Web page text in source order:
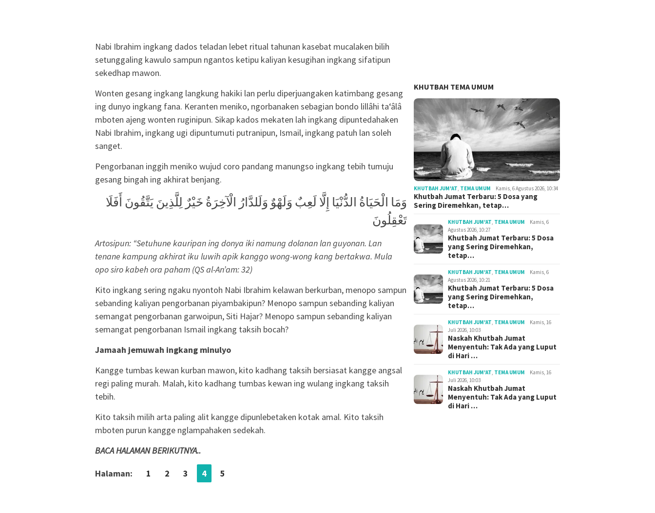
Nabi Ibrahim ingkang dados teladan lebet ritual tahunan kasebat mucalaken bilih
setunggaling kawulo sampun ngantos ketipu kaliyan kesugihan ingkang sifatipun
sekedhap mawon.
Wonten gesang ingkang langkung hakiki lan perlu diperjuangaken katimbang gesang
ing dunyo ingkang fana. Keranten meniko, ngorbanaken sebagian bondo lillâhi ta‘âlâ
mboten ajeng wonten ruginipun. Sikap kados mekaten lah ingkang dipuntedahaken
Nabi Ibrahim, ingkang ugi dipuntumuti putranipun, Ismail, ingkang patuh lan soleh
sanget.
Pengorbanan inggih meniko wujud coro pandang manungso ingkang tebih tumuju
gesang bingah ing akhirat benjang.
تَعْقِلُونَ
Artosipun: “Setuhune kauripan ing donya iki namung dolanan lan guyonan. Lan
tenane kampung akhirat iku luwih apik kanggo wong-wong kang bertakwa. Mula
opo siro kabeh ora paham (QS al-An’am: 32)
Kito ingkang sering ngaku nyontoh Nabi Ibrahim kelawan berkurban, menopo sampun
sebanding kaliyan pengorbanan piyambakipun? Menopo sampun sebanding kaliyan
semangat pengorbanan garwoipun, Siti Hajar? Menopo sampun sebanding kaliyan
semangat pengorbanan Ismail ingkang taksih bocah?
Jamaah jemuwah ingkang minulyo
Kangge tumbas kewan kurban mawon, kito kadhang taksih bersiasat kangge angsal
regi paling murah. Malah, kito kadhang tumbas kewan ing wulang ingkang taksih
tebih.
Kito taksih milih arta paling alit kangge dipunlebetaken kotak amal. Kito taksih
mboten purun kangge nglampahaken sedekah.
BACA HALAMAN BERIKUTNYA..
Halaman: 1 2 3 4 5
KHUTBAH TEMA UMUM
KHUTBAH JUM'AT, TEMA UMUM Kamis, 6 Agustus 2026, 10:34
Khutbah Jumat Terbaru: 5 Dosa yang
Sering Diremehkan, tetap…
KHUTBAH JUM'AT, TEMA UMUM
Kamis, 6
Agustus 2026, 10:27
Khutbah Jumat Terbaru: 5 Dosa
yang Sering Diremehkan,
tetap…
KHUTBAH JUM'AT, TEMA UMUM
Kamis, 6
Agustus 2026, 10:21
Khutbah Jumat Terbaru: 5 Dosa
yang Sering Diremehkan,
tetap…
KHUTBAH JUM'AT, TEMA UMUM
Kamis, 16
Juli 2026, 10:03
Naskah Khutbah Jumat
Menyentuh: Tak Ada yang Luput
di Hari …
KHUTBAH JUM'AT, TEMA UMUM
Kamis, 16
Juli 2026, 10:03
Naskah Khutbah Jumat
Menyentuh: Tak Ada yang Luput
di Hari …